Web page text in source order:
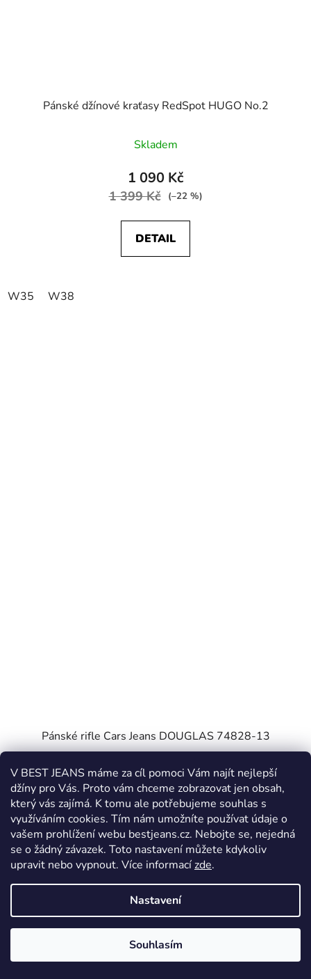
V BEST JEANS máme za cíl pomoci Vám najít nejlepší
džíny pro Vás. Proto vám chceme zobrazovat jen obsah,
který vás zajímá. K tomu ale potřebujeme souhlas s
využíváním cookies. Tím nám umožníte používat údaje o
vašem prohlížení webu bestjeans.cz. Nebojte se, nejedná
se o žádný závazek. Toto nastavení můžete kdykoliv
upravit nebo vypnout. Více informacízde.
Nastavení
Souhlasím
Pánské džínové kraťasy RedSpot HUGO No.2
Skladem
1 090 Kč
1 399 Kč (–22 %)
DETAIL
W35 W38
Pánské rifle Cars Jeans DOUGLAS 74828-13
Odesíláme 5. až 14. pracovní den
1 499 Kč
DETAIL
W33 W34